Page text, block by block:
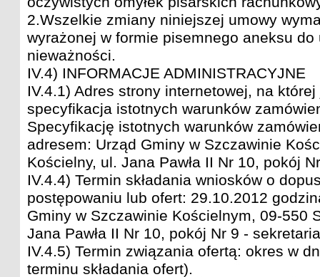
2.Wszelkie zmiany niniejszej umowy
wyrażonej w formie pisemnego aneksu do
nieważności.
IV.4) INFORMACJE ADMINISTRACYJNE
IV.4.1) Adres strony internetowej, na
specyfikacja istotnych warunków
Specyfikację istotnych warunków
adresem: Urząd Gminy w Szczawinie
Kościelny, ul. Jana Pawła II Nr 10, pokój
IV.4.4) Termin składania wniosków o
postępowaniu lub ofert: 29.10.2012
Gminy w Szczawinie Kościelnym, 09-550
Jana Pawła II Nr 10, pokój Nr 9 -
IV.4.5) Termin związania ofertą: okres w
terminu składania ofert).